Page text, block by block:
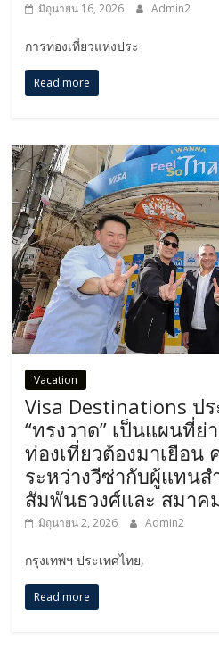
มิถุนายน 16, 2026 Admin2
การท่องเที่ยวแห่งประ
Read more
Vacation
Visa Destinations ป
“ทรงวาด” เป็นแผนที่
ท่องเที่ยวต้องมาเยือน
ระหว่างวีซ่ากับผู้แทนส
สัมพันธวงศ์และ สมาค
มิถุนายน 2, 2026 Admin2
กรุงเทพฯ ประเทศไทย,
Read more